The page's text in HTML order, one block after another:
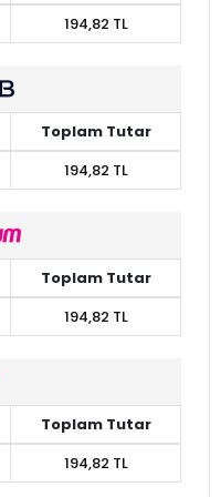
194,82 TL
Toplam Tutar
194,82 TL
Toplam Tutar
194,82 TL
Toplam Tutar
194,82 TL